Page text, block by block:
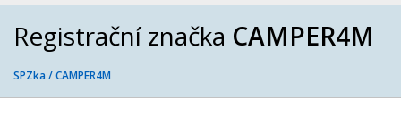
Registrační značka CAMPER4M
SPZka /CAMPER4M